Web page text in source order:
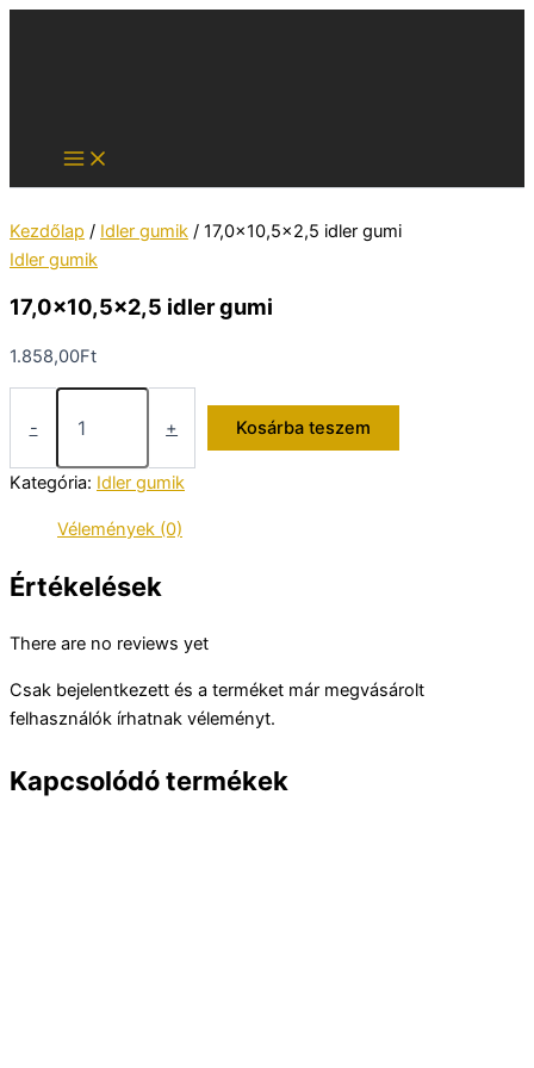
Kezdőlap / Idler gumik / 17,0×10,5×2,5 idler gumi
Idler gumik
17,0×10,5×2,5 idler gumi
1.858,00Ft
-
17,0x10,5x2,5
mennyiség
+ Kosárba teszem
Kategória: Idler gumik
Vélemények (0)
Értékelések
There are no reviews yet
Csak bejelentkezett és a terméket már megvásárolt
felhasználók írhatnak véleményt.
Kapcsolódó termékek